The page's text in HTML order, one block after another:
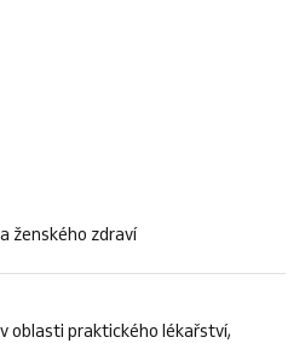
ženského zdraví
oblasti praktického lékařství,